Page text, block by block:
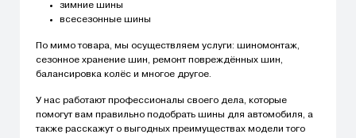
зимние шины
всесезонные шины
По мимо товара, мы осуществляем услуги: шиномонтаж,
сезонное хранение шин, ремонт повреждённых шин,
балансировка колёс и многое другое.
У нас работают профессионалы своего дела, которые
помогут вам правильно подобрать шины для автомобиля, а
также расскажут о выгодных преимуществах модели того